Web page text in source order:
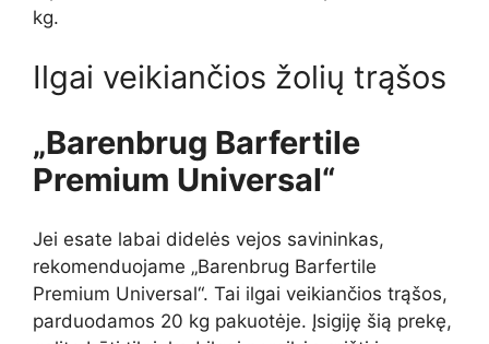
kg.
Ilgai veikiančios žolių trąšos
„Barenbrug Barfertile
Premium Universal“
Jei esate labai didelės vejos savininkas,
rekomenduojame „Barenbrug Barfertile
Premium Universal“. Tai ilgai veikiančios trąšos,
parduodamos 20 kg pakuotėje. Įsigiję šią prekę,